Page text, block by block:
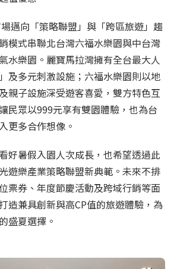
邁向「策略聯盟」與「跨區旅遊」趨
模式串聯北台灣六福水樂園與中台灣
水樂園。麗寶馬拉灣擁有全台最大人
及多元刺激設施；六福水樂園則以地
親子設施深受遊客喜愛，雙方特色互
民眾以999元享有雙園體驗，也為台
更多合作想像。
好暑假入園人次成長，也希望透過此
遊樂產業策略聯盟新典範。未來不排
票券、年度節慶活動及跨域行銷等面
造兼具創新與高CP值的旅遊體驗，為
盛夏選擇。